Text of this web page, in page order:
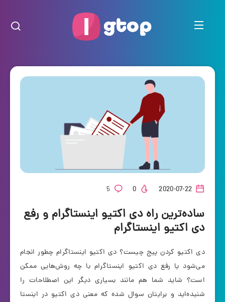
5
ساده‌ترین راه دی اکتیو اینستاگرام و رفع
دی اکتیو اینستاگرام
دی اکتیو کردن پیج چیست؟ دی اکتیو اینستاگرام چطور انجام
می‌شود یا رفع دی اکتیو اینستاگرام با چه روش‌هایی ممکن
است؟ شاید شما هم مانند بسیاری دیگر این اصطلاحات را
شنیده‌اید و برایتان سوال شده که معنی دی اکتیو در اینستا